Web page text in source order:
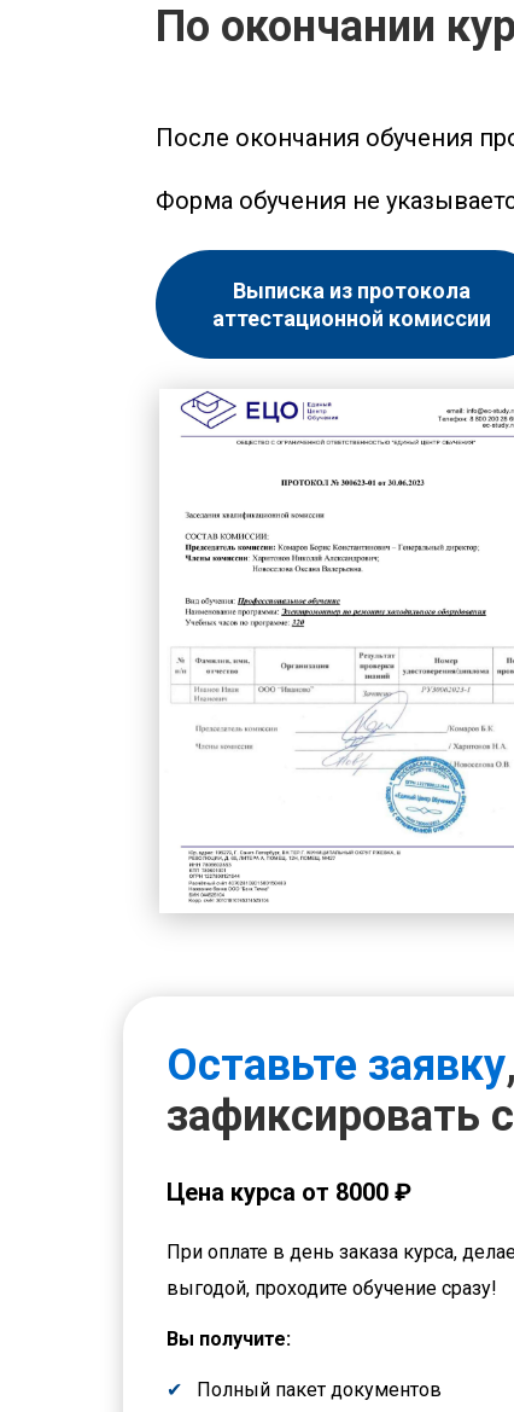
По окончании
После окончания обучения
Форма обучения не
Выписка из протокола
аттестационной комиссии
Оставьте заявку
зафиксировать
Цена курса от 8000 ₽
При оплате в день заказа курса,
выгодой, проходите обучение сразу!
Вы получите:
Полный пакет документов